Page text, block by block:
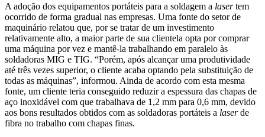
A adoção dos equipamentos portáteis para a soldagem a lasertem
ocorrido de forma gradual nas empresas. Uma fonte do setor de
maquinário relatou que, por se tratar de um investimento
relativamente alto, a maior parte de sua clientela opta por comprar
uma máquina por vez e mantê-la trabalhando em paralelo às
soldadoras MIG e TIG. “Porém, após alcançar uma produtividade
até três vezes superior, o cliente acaba optando pela substituição de
todas as máquinas”, informou. Ainda de acordo com esta mesma
fonte, um cliente teria conseguido reduzir a espessura das chapas de
aço inoxidável com que trabalhava de 1,2 mm para 0,6 mm, devido
aos bons resultados obtidos com as soldadoras portáteis a laserde
fibra no trabalho com chapas finas.